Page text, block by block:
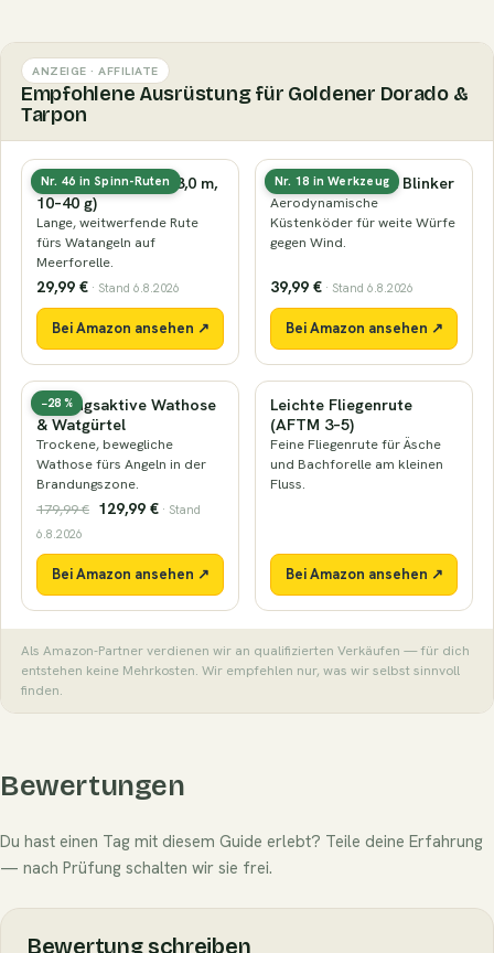
ANZEIGE · AFFILIATE
Empfohlene Ausrüstung für Goldener Dorado &
Tarpon
Nr. 46 in Spinn-Ruten
Küsten-Spinnrute (3,0 m,
10–40 g)
Lange, weitwerfende Rute
fürs Watangeln auf
Meerforelle.
29,99 € · Stand 6.8.2026
Bei Amazon ansehen ↗
Nr. 18 in Werkzeug
Küstenwobbler & Blinker
Aerodynamische
Küstenköder für weite Würfe
gegen Wind.
39,99 € · Stand 6.8.2026
Bei Amazon ansehen ↗
−28 %
Atmungsaktive Wathose
& Watgürtel
Trockene, bewegliche
Wathose fürs Angeln in der
Brandungszone.
179,99 € 129,99 € · Stand
6.8.2026
Bei Amazon ansehen ↗
Leichte Fliegenrute
(AFTM 3–5)
Feine Fliegenrute für Äsche
und Bachforelle am kleinen
Fluss.
Bei Amazon ansehen ↗
Als Amazon-Partner verdienen wir an qualifizierten Verkäufen — für dich
entstehen keine Mehrkosten. Wir empfehlen nur, was wir selbst sinnvoll
finden.
Bewertungen
Du hast einen Tag mit diesem Guide erlebt? Teile deine Erfahrung
— nach Prüfung schalten wir sie frei.
Bewertung schreiben